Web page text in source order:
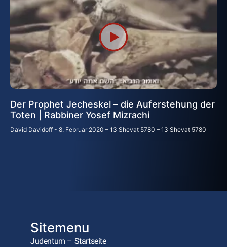
Der Prophet Jecheskel – die Auferstehung der
Toten | Rabbiner Yosef Mizrachi
David Davidoff 8. Februar 2020 – 13 Shevat 5780 – 13 Shevat 5780
Sitemenu
Judentum – Startseite